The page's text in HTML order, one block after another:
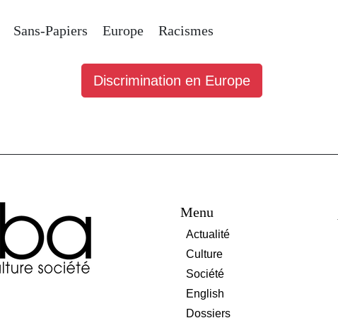
Sans-Papiers Europe Racismes
Discrimination en Europe
Menu
Actualité
Culture
Société
English
Dossiers